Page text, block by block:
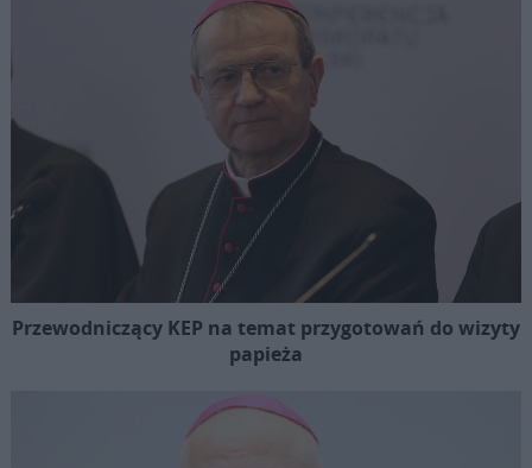
Przewodniczący KEP na temat przygotowań do wizyty
papieża